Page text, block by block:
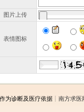
图片上传
表情图标
为诊断及医疗依据┊南方求医